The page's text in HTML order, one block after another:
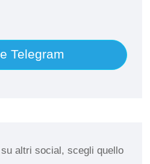
Telegram
altri social, scegli quello